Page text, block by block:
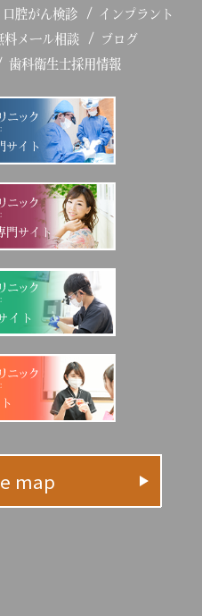
口腔がん検診
インプラント
料メール相談
ブログ
歯科衛生士採用情報
サイト
門サイト
イト
map